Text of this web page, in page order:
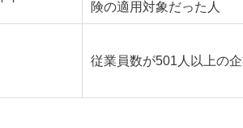
険の適用対象だった人
従業員数が501人以上の